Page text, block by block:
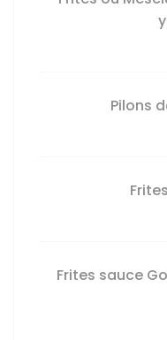
Pilons
Frites sauce